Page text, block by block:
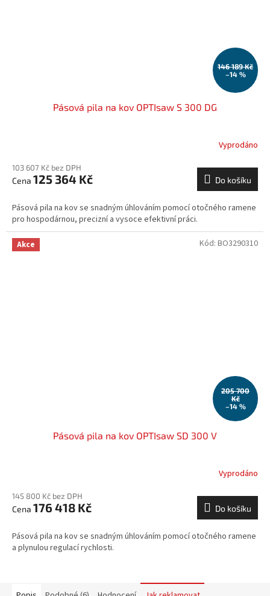
146 189 Kč
–14 %
Pásová pila na kov OPTIsaw S 300 DG
Vyprodáno
103 607 Kč bez DPH
125 364 Kč Do košíku
Pásová pila na kov se snadným úhlováním pomocí otočného ramene
pro hospodárnou, precizní a vysoce efektivní práci.
Akce
205 700
Kč
–14 %
Pásová pila na kov OPTIsaw SD 300 V
Vyprodáno
145 800 Kč bez DPH
176 418 Kč Do košíku
Pásová pila na kov se snadným úhlováním pomocí otočného ramene
a plynulou regulací rychlosti.
Kód: BO3290310